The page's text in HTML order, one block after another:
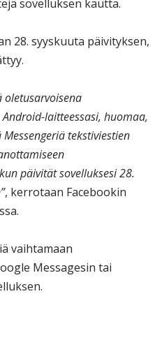
sovelluksen kautta.
28. syyskuuta päivityksen,
oletusarvoisena
laitteessasi, huomaa,
tekstiviestien
päivität sovelluksesi 28.
, kerrotaan Facebookin
vaihtamaan
Messagesin tai